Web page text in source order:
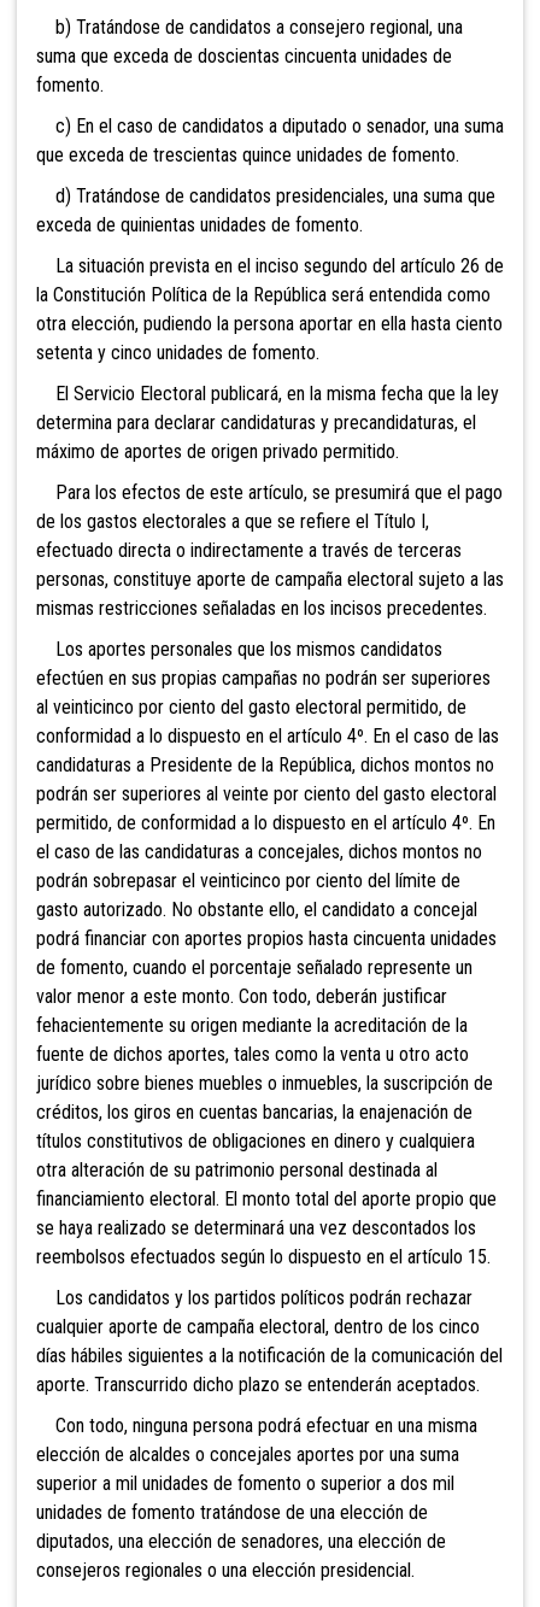
b) Tratándose de candidatos a consejero regional, una
suma que exceda de doscientas cincuenta unidades de
fomento.
c) En el caso de candidatos a diputado o senador, una suma
que exceda de trescientas quince unidades de fomento.
d) Tratándose de candidatos presidenciales, una suma que
exceda de quinientas unidades de fomento.
La situación prevista en el inciso segundo del artículo 26 de
la Constitución Política de la República será entendida como
otra elección, pudiendo la persona aportar en ella hasta ciento
setenta y cinco unidades de fomento.
El Servicio Electoral publicará, en la misma fecha que la ley
determina para declarar candidaturas y precandidaturas, el
máximo de aportes de origen privado permitido.
Para los efectos de este artículo, se presumirá que el pago
de los gastos electorales a que se refiere el Título I,
efectuado directa o indirectamente a través de terceras
personas, constituye aporte de campaña electoral sujeto a las
mismas restricciones señaladas en los incisos precedentes.
Los aportes personales que los mismos candidatos
efectúen en sus propias campañas no podrán ser superiores
al veinticinco por ciento del gasto electoral permitido, de
conformidad a lo dispuesto en el artículo 4º. En el caso de las
candidaturas a Presidente de la República, dichos montos no
podrán ser superiores al veinte por ciento del gasto electoral
permitido, de conformidad a lo dispuesto en el artículo 4º. En
el caso de las candidaturas a concejales, dichos montos no
podrán sobrepasar el veinticinco por ciento del límite de
gasto autorizado. No obstante ello, el candidato a concejal
podrá financiar con aportes propios hasta cincuenta unidades
de fomento, cuando el porcentaje señalado represente un
valor menor a este monto. Con todo, deberán justificar
fehacientemente su origen mediante la acreditación de la
fuente de dichos aportes, tales como la venta u otro acto
jurídico sobre bienes muebles o inmuebles, la suscripción de
créditos, los giros en cuentas bancarias, la enajenación de
títulos constitutivos de obligaciones en dinero y cualquiera
otra alteración de su patrimonio personal destinada al
financiamiento electoral. El monto total del aporte propio que
se haya realizado se determinará una vez descontados los
reembolsos efectuados según lo dispuesto en el artículo 15.
Los candidatos y los partidos políticos podrán rechazar
cualquier aporte de campaña electoral, dentro de los cinco
días hábiles siguientes a la notificación de la comunicación del
aporte. Transcurrido dicho plazo se entenderán aceptados.
Con todo, ninguna persona podrá efectuar en una misma
elección de alcaldes o concejales aportes por una suma
superior a mil unidades de fomento o superior a dos mil
unidades de fomento tratándose de una elección de
diputados, una elección de senadores, una elección de
consejeros regionales o una elección presidencial.